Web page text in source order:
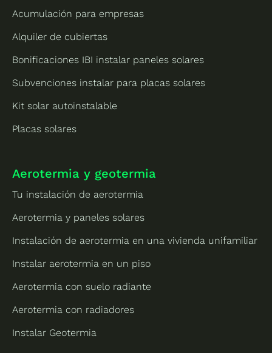
Acumulación para empresas
Alquiler de cubiertas
Bonificaciones IBI instalar paneles solares
Subvenciones instalar para placas solares
Kit solar autoinstalable
Placas solares
Aerotermia y geotermia
Tu instalación de aerotermia
Aerotermia y paneles solares
Instalación de aerotermia en una vivienda unifamiliar
Instalar aerotermia en un piso
Aerotermia con suelo radiante
Aerotermia con radiadores
Instalar Geotermia